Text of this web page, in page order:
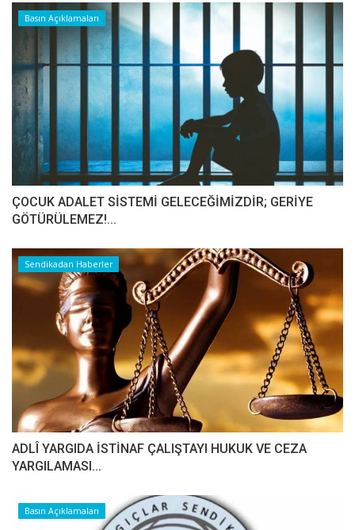
Basın Açıklamaları
ÇOCUK ADALET SİSTEMİ GELECEĞİMİZDİR; GERİYE
GÖTÜRÜLEMEZ!...
Sendikadan Haberler
ADLÎ YARGIDA İSTİNAF ÇALIŞTAYI HUKUK VE CEZA
YARGILAMASI...
Basın Açıklamaları